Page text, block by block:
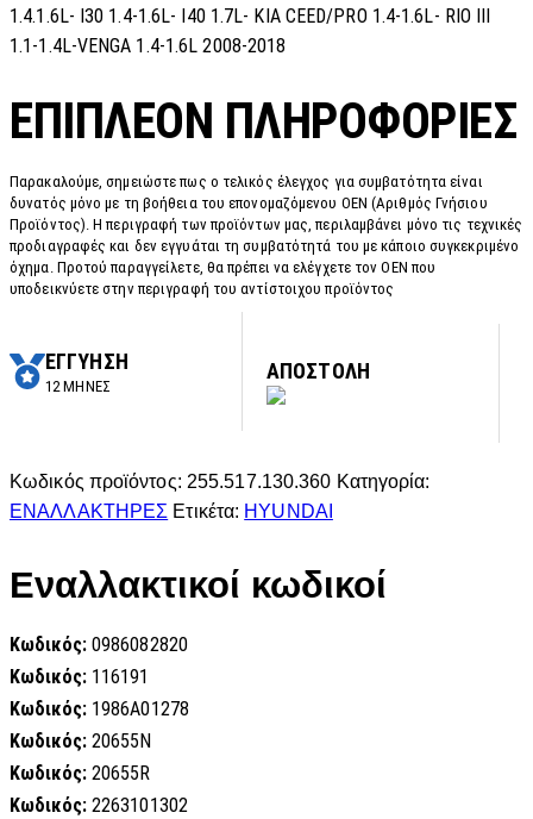
1.4.1.6L- I30 1.4-1.6L- I40 1.7L- KIA CEED/PRO 1.4-1.6L- RIO III
1.1-1.4L-VENGA 1.4-1.6L 2008-2018
ΕΠΙΠΛΈΟΝ ΠΛΗΡΟΦΟΡΊΕΣ
Παρακαλούμε, σημειώστε πως ο τελικός έλεγχος για συμβατότητα είναι
δυνατός μόνο με τη βοήθεια του επονομαζόμενου OEN (Αριθμός Γνήσιου
Προϊόντος). Η περιγραφή των προϊόντων μας, περιλαμβάνει μόνο τις τεχνικές
προδιαγραφές και δεν εγγυάται τη συμβατότητά του με κάποιο συγκεκριμένο
όχημα. Προτού παραγγείλετε, θα πρέπει να ελέγχετε τον OEN που
υποδεικνύετε στην περιγραφή του αντίστοιχου προϊόντος
ΕΓΓΥΗΣΗ
12 ΜΗΝΕΣ
ΑΠΟΣΤΟΛΗ
Κωδικός προϊόντος: 255.517.130.360 Κατηγορία:
ΕΝΑΛΛΑΚΤΗΡΕΣ Ετικέτα: HYUNDAI
Εναλλακτικοί κωδικοί
Κωδικός: 0986082820
Κωδικός: 116191
Κωδικός: 1986A01278
Κωδικός: 20655N
Κωδικός: 20655R
Κωδικός: 2263101302